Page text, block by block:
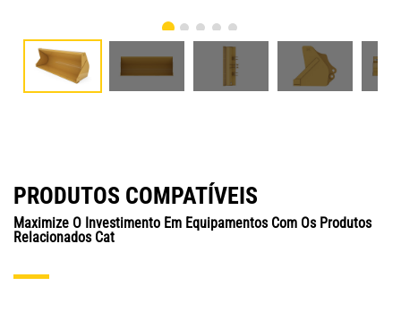
PRODUTOS COMPATÍVEIS
Maximize O Investimento Em Equipamentos Com Os Produtos
Relacionados Cat